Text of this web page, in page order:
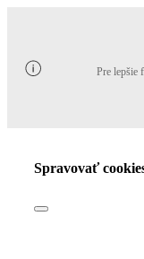
Pre lepšie
Spravovať